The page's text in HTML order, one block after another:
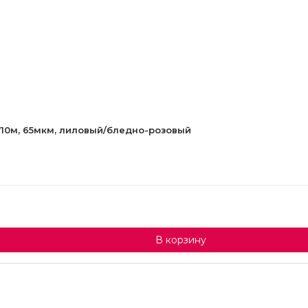
65мкм, лиловый/бледно-розовый
В корзину